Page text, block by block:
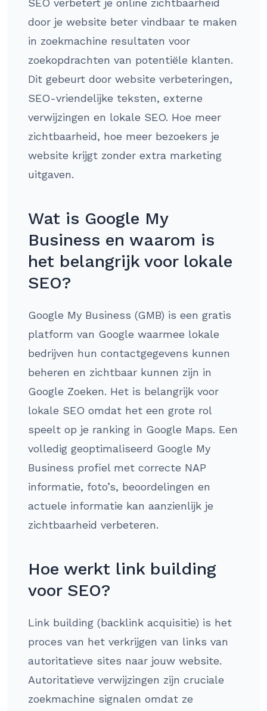
SEO verbetert je online zichtbaarheid
door je website beter vindbaar te maken
in zoekmachine resultaten voor
zoekopdrachten van potentiële klanten.
Dit gebeurt door website verbeteringen,
SEO-vriendelijke teksten, externe
verwijzingen en lokale SEO. Hoe meer
zichtbaarheid, hoe meer bezoekers je
website krijgt zonder extra marketing
uitgaven.
Wat is Google My
Business en waarom is
het belangrijk voor lokale
SEO?
Google My Business (GMB) is een gratis
platform van Google waarmee lokale
bedrijven hun contactgegevens kunnen
beheren en zichtbaar kunnen zijn in
Google Zoeken. Het is belangrijk voor
lokale SEO omdat het een grote rol
speelt op je ranking in Google Maps. Een
volledig geoptimaliseerd Google My
Business profiel met correcte NAP
informatie, foto’s, beoordelingen en
actuele informatie kan aanzienlijk je
zichtbaarheid verbeteren.
Hoe werkt link building
voor SEO?
Link building (backlink acquisitie) is het
proces van het verkrijgen van links van
autoritatieve sites naar jouw website.
Autoritatieve verwijzingen zijn cruciale
zoekmachine signalen omdat ze